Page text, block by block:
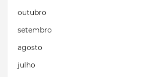
outubro
setembro
agosto
julho